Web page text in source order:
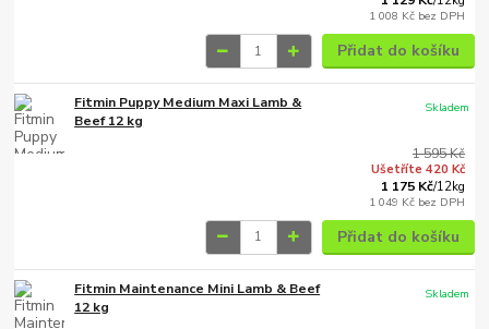
1 008 Kč bez DPH
Přidat do košíku
Fitmin Puppy Medium Maxi Lamb &
Beef 12 kg
1 595 Kč
Ušetříte 420 Kč
1 175 Kč/12kg
1 049 Kč bez DPH
Skladem
Přidat do košíku
Fitmin Maintenance Mini Lamb & Beef
12 kg
Skladem